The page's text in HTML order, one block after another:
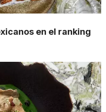
en el ranking